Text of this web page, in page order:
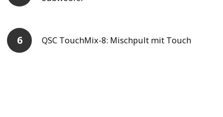
QSC TouchMix-8: Mischpult mit Touch